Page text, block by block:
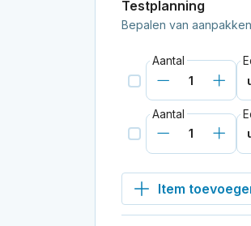
Testplanning
Bepalen van
Aantal
Aantal
Item